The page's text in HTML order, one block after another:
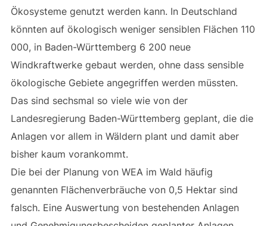
Ökosysteme genutzt werden kann. In Deutschland
könnten auf ökologisch weniger sensiblen Flächen 110
000, in Baden-Württemberg 6 200 neue
Windkraftwerke gebaut werden, ohne dass sensible
ökologische Gebiete angegriffen werden müssten.
Das sind sechsmal so viele wie von der
Landesregierung Baden-Württemberg geplant, die die
Anlagen vor allem in Wäldern plant und damit aber
bisher kaum vorankommt.
Die bei der Planung von WEA im Wald häufig
genannten Flächenverbräuche von 0,5 Hektar sind
falsch. Eine Auswertung von bestehenden Anlagen